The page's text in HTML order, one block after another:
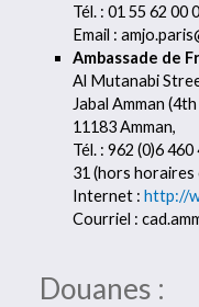
Tél. : 01 55 62 00
Email :
Ambassade de
Al Mutanabi
Jabal Amman
11183 Amman,
Tél. : 962 (0)6
31 (hors horaires
Internet :http://
Courriel :
Douanes :